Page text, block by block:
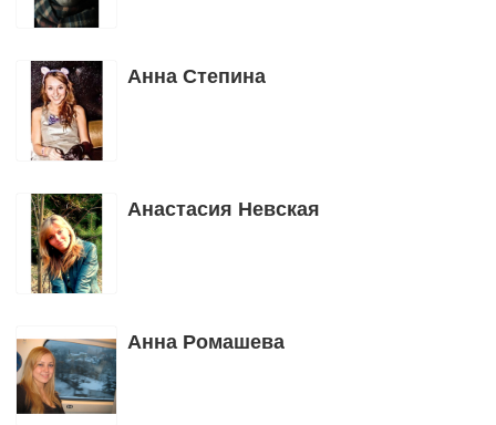
Анна Степина
Анастасия Невская
Анна Ромашева